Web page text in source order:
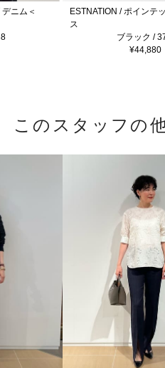
ニム＜
ESTNATION / ポインテ
ス
ブラック /
¥44,880
このスタッフの